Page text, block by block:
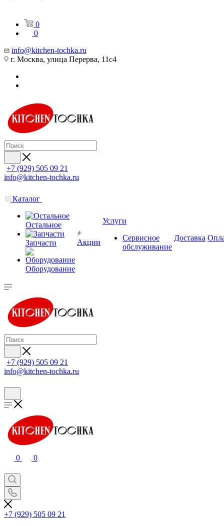
0
0
info@kitchen-tochka.ru
г. Москва, улица Перерва, 11с4
+7 (929) 505 09 21
info@kitchen-tochka.ru
Каталог
Остальное
Запчасти
Оборудование
Акции
Услуги
Сервисное
обслуживание
Доставка
+7 (929) 505 09 21
info@kitchen-tochka.ru
0 0
+7 (929) 505 09 21